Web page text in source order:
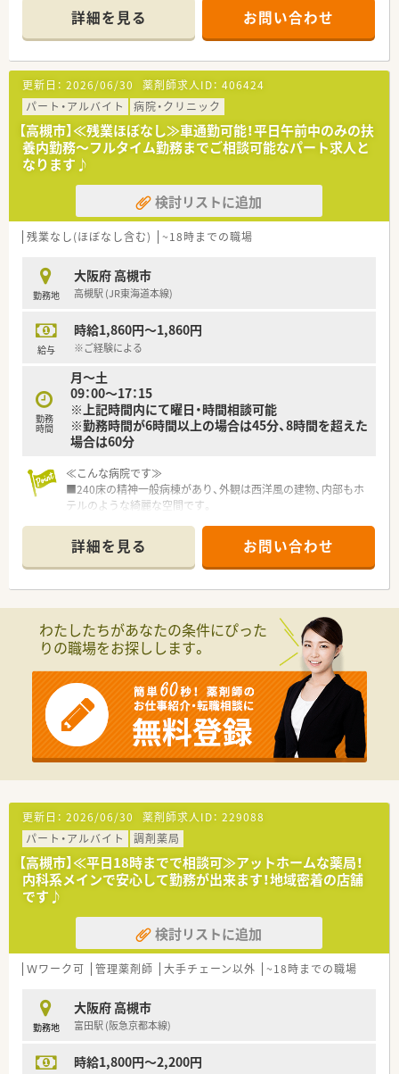
■病床数は110床ほど、うち80％ほどが稼働しています。処方箋
は100％院外処方に出しており、当直などもございません。
■診療科目は内科,呼吸器科, 糖尿病内科, 外科, 整形外科, 脳外科
です。
■高槻市駅より車で15分ですので、車通勤もしくはバス通勤が
おススメです。
＼＼おすすめポイント／／
■月～土8:30～16:30のうち週2日以上ご勤務可能な方、勤務曜
日はご相談可能です。
■処方箋は院外に出しておりますので、入院患者様の調剤、監
査、病棟業務が主な業務内容になります。
■院内保育も完備しておりますので、小さなお子さんがいらっし
ゃる薬剤師さんも預けながら勤務できます。
■入院患者様の調剤業務（外来は院外処方）
■服薬指導業務（病棟）
■医薬品管理、医薬品情報管理
詳細を見る お問い合わせ
更新日： 2026/06/30 薬剤師求人ID： 406424
パート・アルバイト
病院・クリニック
【高槻市】≪残業ほぼなし≫車通勤可能！平日午前中のみの扶
養内勤務～フルタイム勤務までご相談可能なパート求人と
なります♪
検討リストに追加
残業なし(ほぼなし含む) ~18時までの職場
勤務地
大阪府 高槻市
高槻駅 (JR東海道本線)
給与
時給1,860円～1,860円
※ご経験による
勤務
時間
月～土
09：00～17：15
※上記時間内にて曜日・時間相談可能
※勤務時間が6時間以上の場合は45分、8時間を超えた
場合は60分
≪こんな病院です≫
■240床の精神一般病棟があり、外観は西洋風の建物、内部もホ
テルのような綺麗な空間です。
一緒に体験して頂くことが出来ます。
■車通勤が可能であり、バスの場合は高槻から無料のシャトルバ
スの運行をしております。
■有給消化も100％できて、急なお休みにも対応できる環境で
≪業務内容≫
■入院患者様の調剤、監査、服薬指導 ※外来は院外処方
■持参薬管理
≪おすすめポイント≫
■09：00～17：15が基本シフトとなりますが、ＡＭのみなど時短
勤務の希望も叶います
■土日祝日休みなど、勤務曜日の相談も可能です。
■調剤、監査メインのお仕事です。病院経験は問いません
詳細を見る お問い合わせ
わたしたちがあなたの条件にぴった
りの職場をお探しします。
更新日： 2026/06/30 薬剤師求人ID： 229088
パート・アルバイト
調剤薬局
【高槻市】≪平日18時までで相談可≫アットホームな薬局！
内科系メインで安心して勤務が出来ます！地域密着の店舗
です♪
検討リストに追加
Ｗワーク可 管理薬剤師 大手チェーン以外 ~18時までの職場
勤務地
大阪府 高槻市
富田駅 (阪急京都本線)
時給1,800円～2,200円